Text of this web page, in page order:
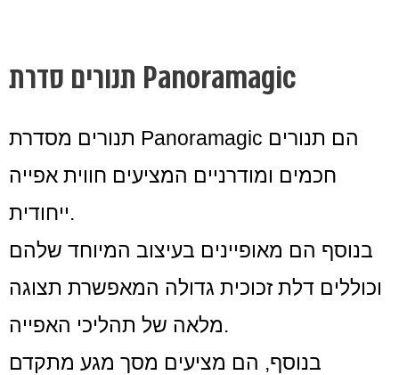
תנורים סדרת Panoramagic
תנורים מסדרת Panoramagic הם תנורים
חכמים ומודרניים המציעים חווית אפייה
ייחודית.
בנוסף הם מאופיינים בעיצוב המיוחד שלהם
וכוללים דלת זכוכית גדולה המאפשרת תצוגה
מלאה של תהליכי האפייה.
בנוסף, הם מציעים מסך מגע מתקדם